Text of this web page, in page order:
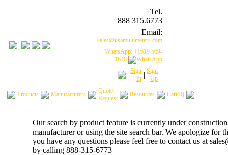
Tel.
888 315.6773
Email:
sales@usamultimeters.com
WhatsApp: +1619 569-
1640
Sign
In | Sign
Up
Products Manufacturers
Quote
Request
Resources Cart(0)
Our search by product feature is currently under
manufacturer or using the site search bar. We apologize for
you have any questions please feel free to contact us at
by calling 888-315-6773